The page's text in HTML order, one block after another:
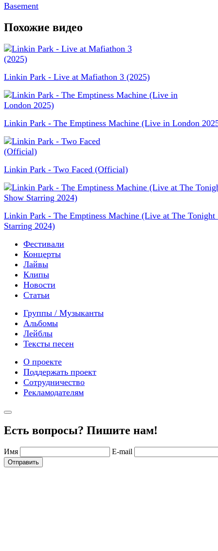
Basement
Похожие видео
Linkin Park - Live at Mafiathon 3 (2025)
Linkin Park - The Emptiness Machine (Live in London
Linkin Park - Two Faced (Official)
Linkin Park - The Emptiness Machine (Live at The Tonight
Starring 2024)
Фестивали
Концерты
Лайвы
Клипы
Новости
Статьи
Группы / Музыканты
Альбомы
Лейблы
Тексты песен
О проекте
Поддержать проект
Сотрудничество
Рекламодателям
Есть вопросы? Пишите нам!
Имя E-mail